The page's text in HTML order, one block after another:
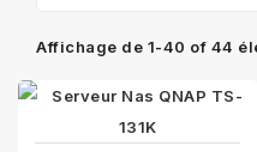
Affichage de 1-40 of 44